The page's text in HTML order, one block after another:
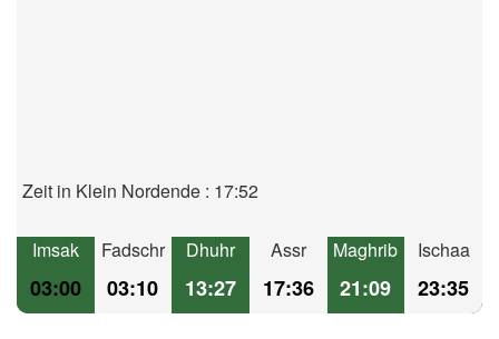
Zeit in Klein Nordende : 17:52
Imsak
03:00
Fadschr
03:10
Dhuhr
13:27
Assr
17:36
Maghrib
21:09
Ischaa
23:35